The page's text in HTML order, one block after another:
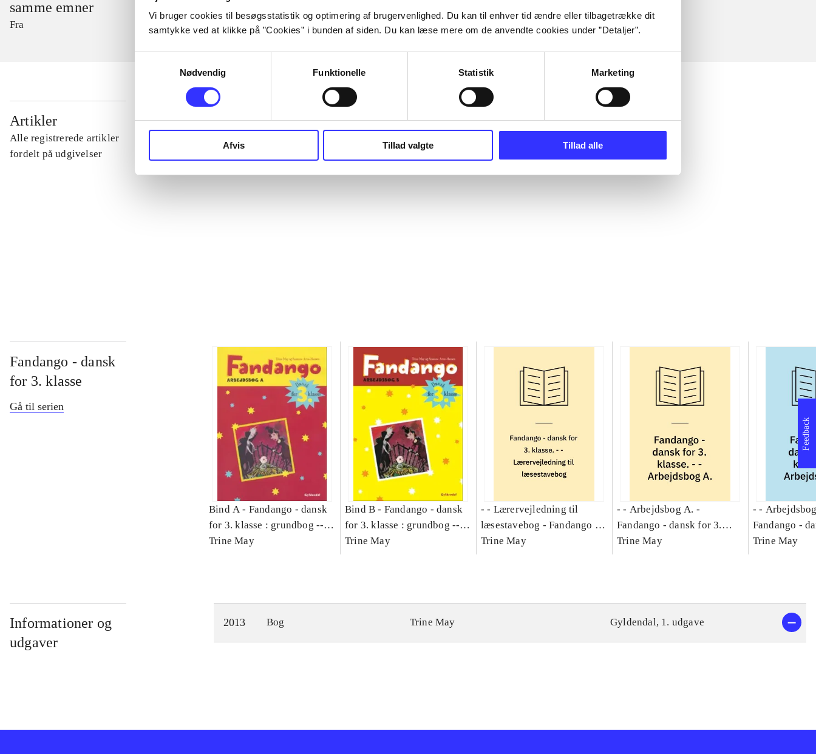
Vi bruger cookies til besøgsstatistik og optimering af brugervenlighed. Du kan til enhver tid ændre eller tilbagetrække dit
samtykke ved at klikke på ”Cookies” i bunden af siden. Du kan læse mere om de anvendte cookies under ”Detaljer”.
Nødvendig
Funktionelle Statistik Marketing
Afvis Tillad valgte Tillad alle
samme emner
Fra
Artikler
Alle registrerede artikler
fordelt på udgivelser
Fandango - dansk
for 3. klasse
Gå til serien
Bind A - Fandango - dansk
for 3. klasse : grundbog --
Arbejdsbog. Bind A
Trine May
Bind B - Fandango - dansk
for 3. klasse : grundbog --
Arbejdsbog. Bind B
Trine May
- - Lærervejledning til
læsestavebog - Fandango -
dansk for 3. klasse :
Trine May
- - Arbejdsbog A. -
Fandango - dansk for 3.
klasse : grundbog. - -
Trine May
- -
Fandango -
klasse :
Trine May
Informationer og
udgaver
2013 Bog Trine May Gyldendal, 1. udgave
Feedback